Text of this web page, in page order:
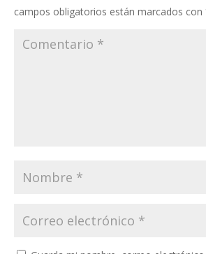
campos obligatorios están marcados con